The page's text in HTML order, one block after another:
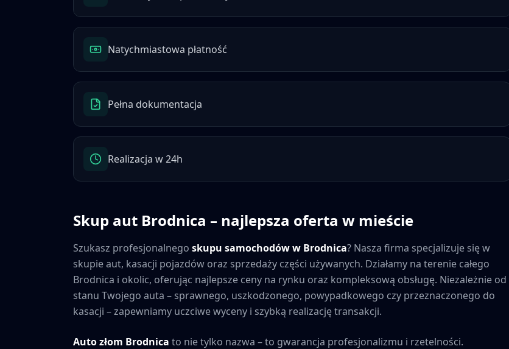
Natychmiastowa płatność
Pełna dokumentacja
Realizacja w 24h
Skup aut Brodnica – najlepsza oferta w mieście
Szukasz profesjonalnego skupu samochodów w Brodnica? Nasza firma specjalizuje się w
skupie aut, kasacji pojazdów oraz sprzedaży części używanych. Działamy na terenie całego
Brodnica i okolic, oferując najlepsze ceny na rynku oraz kompleksową obsługę. Niezależnie od
stanu Twojego auta – sprawnego, uszkodzonego, powypadkowego czy przeznaczonego do
kasacji – zapewniamy uczciwe wyceny i szybką realizację transakcji.
Auto złom Brodnica to nie tylko nazwa – to gwarancja profesjonalizmu i rzetelności.